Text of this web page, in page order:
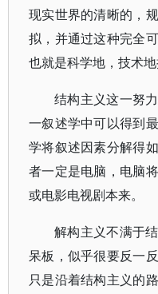
现实世界的清晰的，
拟，并通过这种完全
也就是科学地，技术地
结构主义这一努
一叙述学中可以得到
学将叙述因素分解得
者一定是电脑，电脑
或电影电视剧本来。
解构主义不满于
呆板，似乎很要反一
只是沿着结构主义的